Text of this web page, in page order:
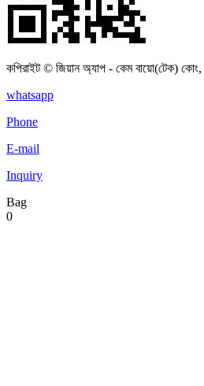
কপিরাইট © জিয়ান অ্যাপ - কেম বায়ো(টেক) কোং,
whatsapp
Phone
E-mail
Inquiry
Bag
0